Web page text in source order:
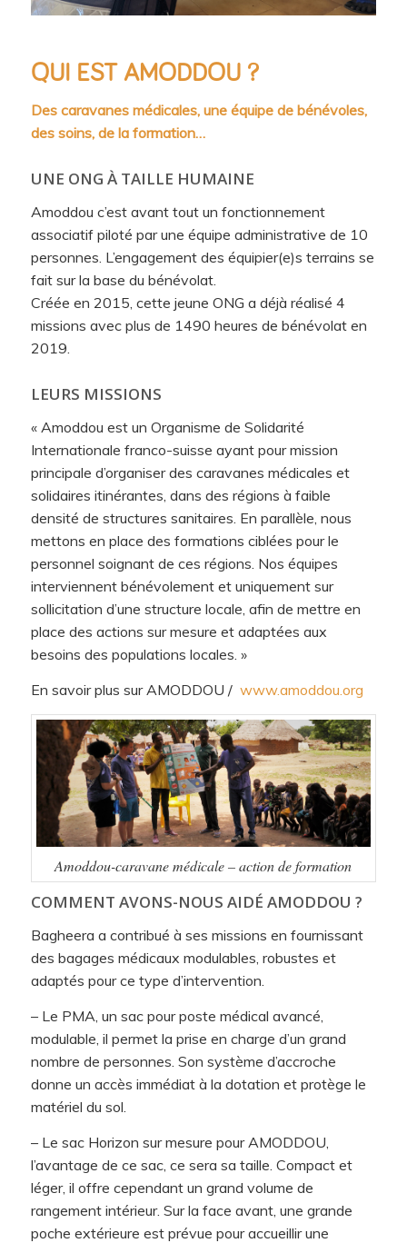
QUI EST AMODDOU ?
Des caravanes médicales, une équipe de bénévoles,
des soins, de la formation…
UNE ONG À TAILLE HUMAINE
Amoddou c’est avant tout un fonctionnement
associatif piloté par une équipe administrative de 10
personnes. L’engagement des équipier(e)s terrains se
fait sur la base du bénévolat.
Créée en 2015, cette jeune ONG a déjà réalisé 4
missions avec plus de 1490 heures de bénévolat en
2019.
LEURS MISSIONS
« Amoddou est un Organisme de Solidarité
Internationale franco-suisse ayant pour mission
principale d’organiser des caravanes médicales et
solidaires itinérantes, dans des régions à faible
densité de structures sanitaires. En parallèle, nous
mettons en place des formations ciblées pour le
personnel soignant de ces régions. Nos équipes
interviennent bénévolement et uniquement sur
sollicitation d’une structure locale, afin de mettre en
place des actions sur mesure et adaptées aux
besoins des populations locales. »
En savoir plus sur AMODDOU / www.amoddou.org
Amoddou-caravane médicale – action de formation
COMMENT AVONS-NOUS AIDÉ AMODDOU ?
Bagheera a contribué à ses missions en fournissant
des bagages médicaux modulables, robustes et
adaptés pour ce type d’intervention.
– Le PMA, un sac pour poste médical avancé,
modulable, il permet la prise en charge d’un grand
nombre de personnes. Son système d’accroche
donne un accès immédiat à la dotation et protège le
matériel du sol.
– Le sac Horizon sur mesure pour AMODDOU,
l’avantage de ce sac, ce sera sa taille. Compact et
léger, il offre cependant un grand volume de
rangement intérieur. Sur la face avant, une grande
poche extérieure est prévue pour accueillir une